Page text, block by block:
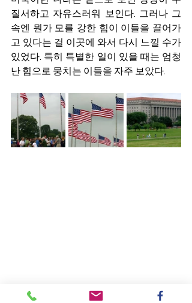
질서하고 자유스러워 보인다. 그러나 그
속엔 뭔가 모를 강한 힘이 이들을 끌어가
고 있다는 걸 이곳에 와서 다시 느낄 수가
있었다. 특히 특별한 일이 있을 때는 엄청
난 힘으로 뭉치는 이들을 자주 보았다.